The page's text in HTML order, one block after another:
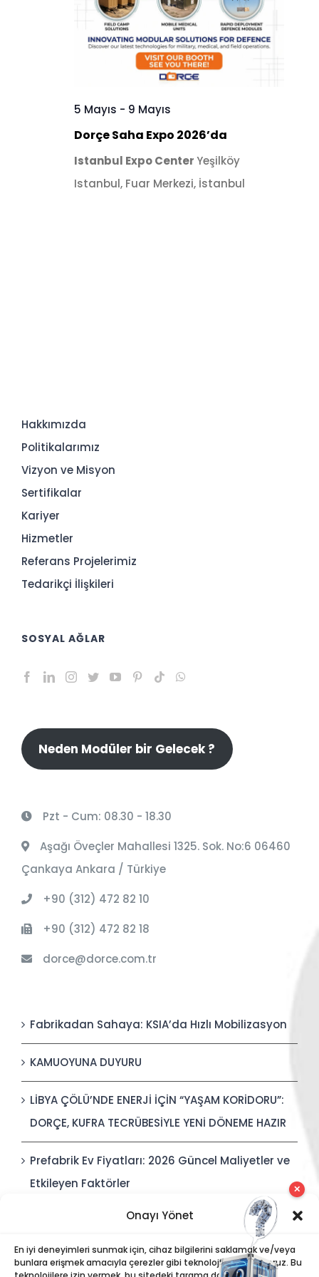
Onayı Yönet
En iyi deneyimleri sunmak için, cihaz bilgilerini saklamak ve/veya
bunlara erişmek amacıyla çerezler gibi teknolojiler kullanıyoruz. Bu
5 Mayıs - 9 Mayıs
Dorçe Saha Expo 2026’da
Istanbul Expo CenterYeşilköy
Istanbul, Fuar Merkezi, İstanbul
Hakkımızda
Politikalarımız
Vizyon ve Misyon
Sertifikalar
Kariyer
Hizmetler
Referans Projelerimiz
Tedarikçi İlişkileri
SOSYAL AĞLAR
Neden Modüler bir Gelecek ?
Pzt - Cum: 08.30 - 18.30
Aşağı Öveçler Mahallesi 1325. Sok. No:6 06460
Çankaya Ankara / Türkiye
+90 (312) 472 82 10
+90 (312) 472 82 18
dorce@dorce.com.tr
Fabrikadan Sahaya: KSIA’da Hızlı Mobilizasyon
KAMUOYUNA DUYURU
LİBYA ÇÖLÜ’NDE ENERJİ İÇİN “YAŞAM KORİDORU”:
DORÇE, KUFRA TECRÜBESİYLE YENİ DÖNEME HAZIR
Prefabrik Ev Fiyatları: 2026 Güncel Maliyetler ve
Etkileyen Faktörler
Polis Karakolları: Güvenli, Entegre ve Hızlı İnşa
Edilebilir Kamu Güvenliği Yapıları
✕